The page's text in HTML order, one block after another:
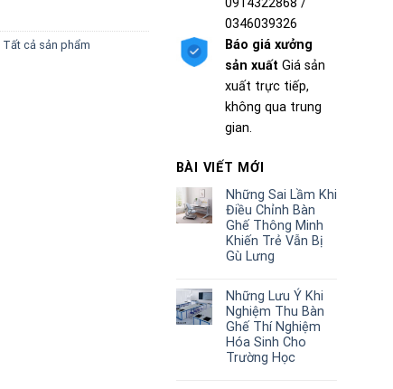
Tất cả sản phẩm
0346039326
Báo giá xưởng
sản xuất Giá sản
xuất trực tiếp,
không qua trung
gian.
BÀI VIẾT MỚI
Những Sai Lầm Khi
Điều Chỉnh Bàn
Ghế Thông Minh
Khiến Trẻ Vẫn Bị
Gù Lưng
Những Lưu Ý Khi
Nghiệm Thu Bàn
Ghế Thí Nghiệm
Hóa Sinh Cho
Trường Học